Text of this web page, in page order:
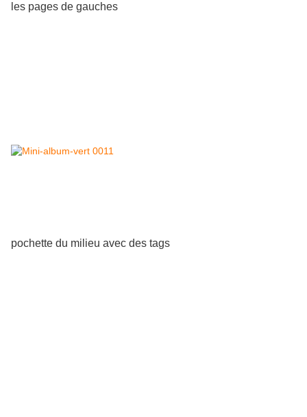
les pages de gauches
pochette du milieu avec des tags